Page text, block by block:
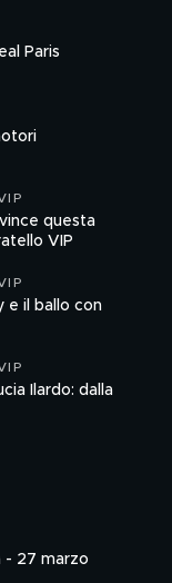
Paris
questa
VIP
e il ballo con
Ilardo: dalla
- 27 marzo